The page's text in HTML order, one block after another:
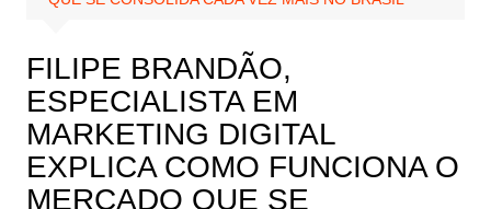
FILIPE BRANDÃO,
ESPECIALISTA EM
MARKETING DIGITAL
EXPLICA COMO FUNCIONA O
MERCADO QUE SE